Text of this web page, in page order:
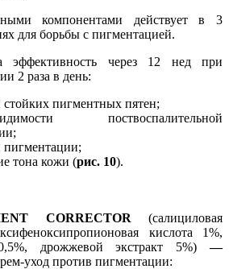
компонентами действует в 3
для борьбы с пигментацией.
эффективность через 12 нед при
2 раза в день:
пигментных пятен;
поствоспалительной
пигментации;
тона кожи (рис. 10).
CORRECTOR (салициловая
кислота 1%,
дрожжевой экстракт 5%) —
уход против пигментации: